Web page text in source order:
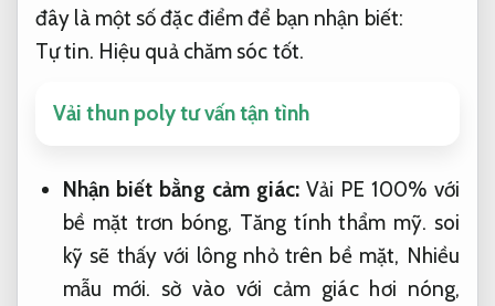
đây là một số đặc điểm để bạn nhận biết:
Tự tin. Hiệu quả chăm sóc tốt.
Vải thun poly tư vấn tận tình
Nhận biết bằng cảm giác: Vải PE 100% với
bề mặt trơn bóng, Tăng tính thẩm mỹ. soi
kỹ sẽ thấy với lông nhỏ trên bề mặt, Nhiều
mẫu mới. sờ vào với cảm giác hơi nóng,